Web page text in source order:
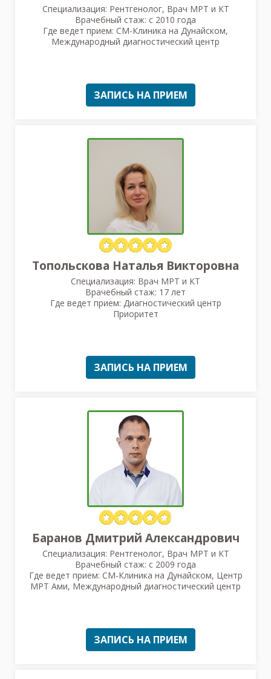
Специализация: Рентгенолог, Врач МРТ и КТ
Врачебный стаж: с 2010 года
Где ведет прием: СМ-Клиника на Дунайском,
Международный диагностический центр
ЗАПИСЬ НА ПРИЕМ
Топольскова Наталья Викторовна
Специализация: Врач МРТ и КТ
Врачебный стаж: 17 лет
Где ведет прием: Диагностический центр
Приоритет
ЗАПИСЬ НА ПРИЕМ
Баранов Дмитрий Александрович
Специализация: Рентгенолог, Врач МРТ и КТ
Врачебный стаж: с 2009 года
Где ведет прием: СМ-Клиника на Дунайском, Центр
МРТ Ами, Международный диагностический центр
ЗАПИСЬ НА ПРИЕМ